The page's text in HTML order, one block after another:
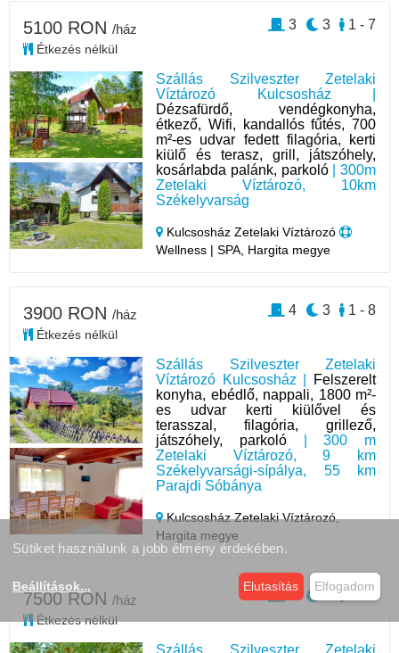
Szállás Szilveszter Zetelaki
Víztározó Kulcsosház |
Dézsafürdő, vendégkonyha,
étkező, Wifi, kandallós fűtés, 700
m²-es udvar fedett filagória, kerti
kiülő és terasz, grill, játszóhely,
kosárlabda palánk, parkoló| 300m
Zetelaki Víztározó, 10km
Székelyvarság
Kulcsosház Zetelaki Víztározó
Wellness | SPA, Hargita megye
5100 RON /ház
Étkezés nélkül
1 - 7
3
3
Szállás Szilveszter Zetelaki
Víztározó Kulcsosház |
Felszerelt
konyha, ebédlő, nappali, 1800 m²-
es udvar kerti kiülővel és
terasszal, filagória, grillező,
játszóhely, parkoló| 300 m
Zetelaki Víztározó, 9 km
Székelyvarsági-sípálya, 55 km
Parajdi Sóbánya
Kulcsosház Zetelaki Víztározó,
Hargita megye
3900 RON /ház
Étkezés nélkül
1 - 8
3
4
Szállás Szilveszter Zetelaki
7500 RON /ház
Étkezés nélkül
1 - 8
3
4
Sütiket használunk a jobb élmény érdekében.
Beállítások... Elutasítás Elfogadom